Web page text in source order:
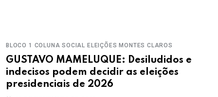
BLOCO 1 COLUNA SOCIAL ELEIÇÕES MONTES CLAROS
GUSTAVO MAMELUQUE: Desiludidos e
indecisos podem decidir as eleições
presidenciais de 2026